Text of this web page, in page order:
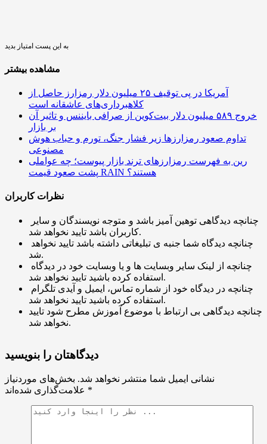
به این پست امتیاز بدید
مشاهده بیشتر
آمریکا در پی توقیف ۲۵ میلیون دلار رمزارز حاصل از
کلاهبرداری‌های عاشقانه است
خروج ۵۸۹ میلیون دلار بیت‌کوین از صرافی بایننس و تاثیر آن
بر بازار
تداوم صعود رمزارزها زیر فشار جنگ، تورم و حباب هوش
مصنوعی
رین به فهرست رمزارزهای ترند بازار پیوست؛ چه عواملی
پشت صعود قیمت RAIN هستند؟
نظرات کاربران
کاربران باشد تایید نخواهد شد.
شد.
استفاده کرده باشید تایید نخواهد شد.
استفاده کرده باشید تایید نخواهد شد.
چنانچه دیدگاهی بی ارتباط با موضوع آموزش مطرح شود تایید
نخواهد شد.
دیدگاهتان را بنویسید
نشانی ایمیل شما منتشر نخواهد شد. بخش‌های موردنیاز
*